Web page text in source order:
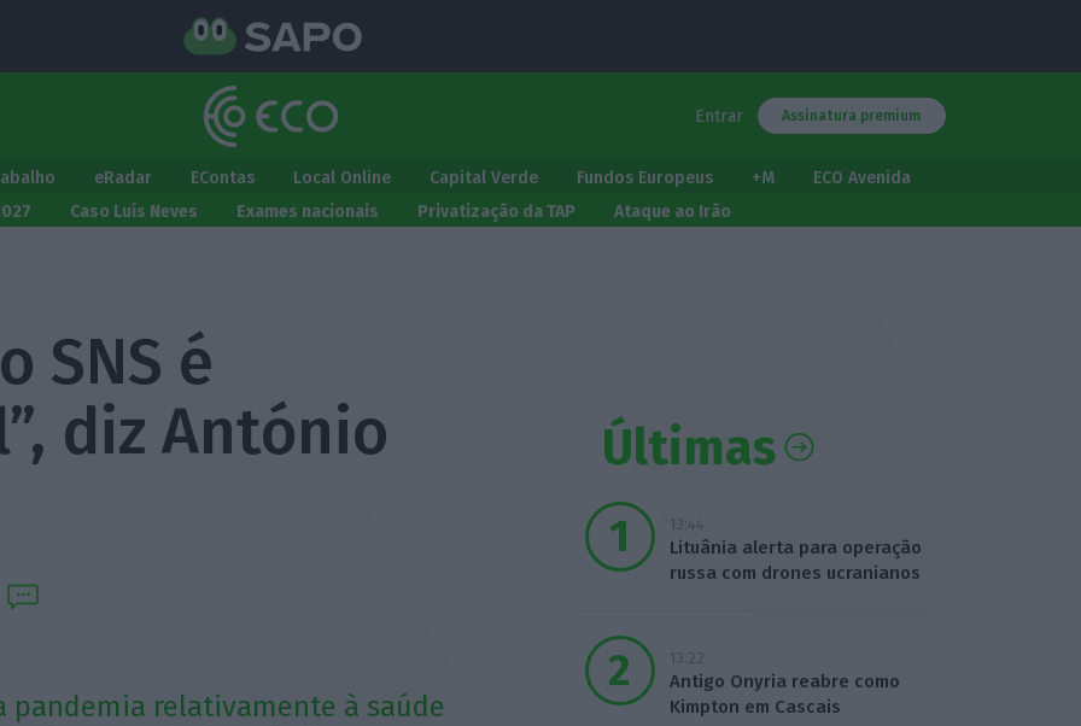
Entrar Assinatura premium
eRadar EContas Local Online Capital Verde Fundos Europeus +M
ECO Avenida
Caso Luís Neves Exames nacionais Privatização da TAP Ataque ao Irão
SNS é
diz António
pandemia relativamente à saúde
Últimas
13:44
Lituânia alerta para operação
russa com drones ucranianos
13:22
Antigo Onyria reabre como
Kimpton em Cascais